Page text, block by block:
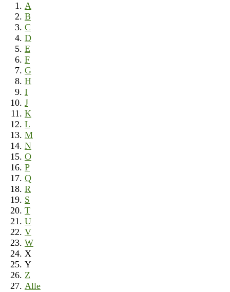
A
B
C
D
E
F
G
H
I
J
K
L
M
N
O
P
Q
R
S
T
U
V
W
X
Y
Z
Alle